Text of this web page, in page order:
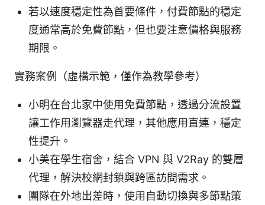
若以速度穩定性為首要條件，付費節點的穩定
度通常高於免費節點，但也要注意價格與服務
期限。
實務案例（虛構示範，僅作為教學參考）
小明在台北家中使用免費節點，透過分流設置
讓工作用瀏覽器走代理，其他應用直連，穩定
性提升。
小美在學生宿舍，結合 VPN 與 V2Ray 的雙層
代理，解決校網封鎖與跨區訪問需求。
團隊在外地出差時，使用自動切換與多節點策